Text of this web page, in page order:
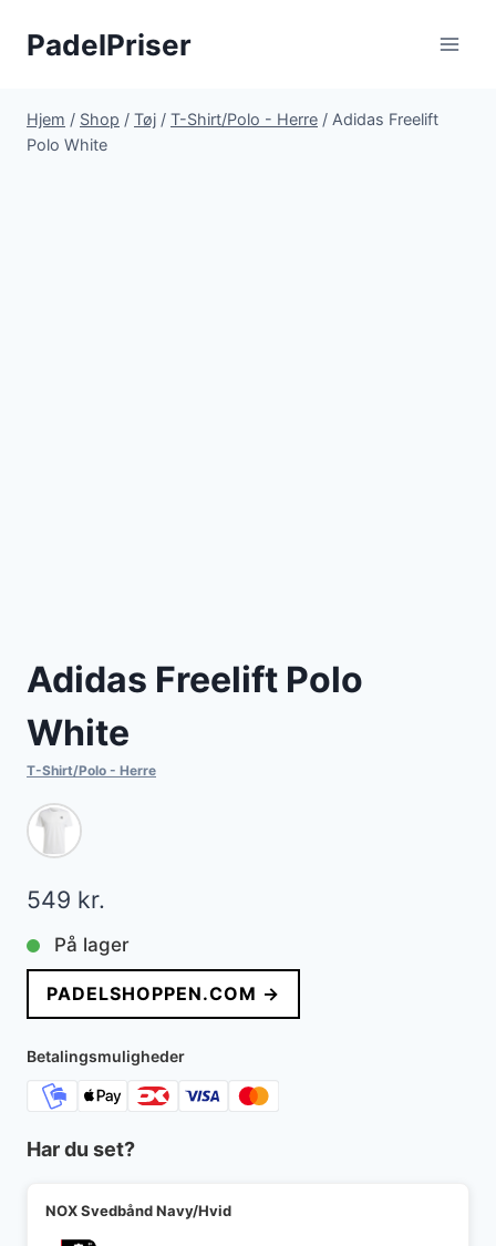
PadelPriser
Hjem / Shop / Tøj / T-Shirt/Polo - Herre / Adidas Freelift
Polo White
Adidas Freelift Polo
White
T-Shirt/Polo - Herre
549 kr.
På lager
PADELSHOPPEN.COM →
Betalingsmuligheder
Har du set?
NOX Svedbånd Navy/Hvid